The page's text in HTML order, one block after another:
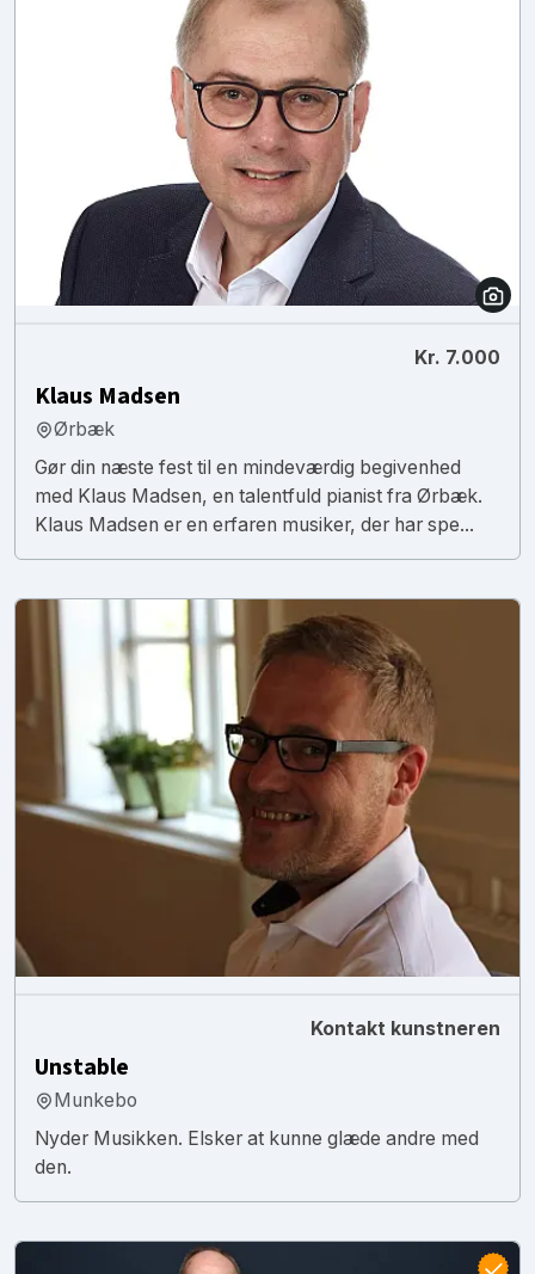
Kr. 7.000
Klaus Madsen
Ørbæk
Gør din næste fest til en mindeværdig begivenhed
med Klaus Madsen, en talentfuld pianist fra Ørbæk.
Klaus Madsen er en erfaren musiker, der har spe...
Kontakt kunstneren
Unstable
Munkebo
Nyder Musikken. Elsker at kunne glæde andre med
den.